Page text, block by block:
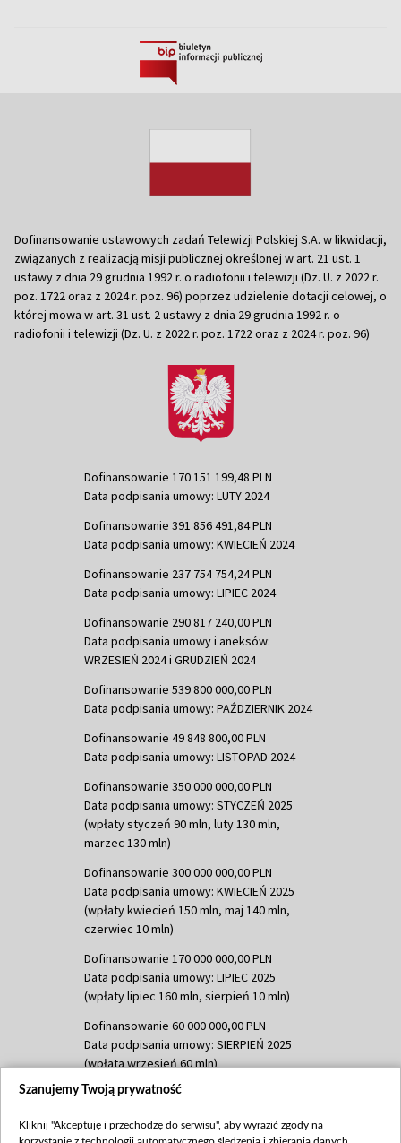
Dofinansowanie ustawowych zadań Telewizji Polskiej S.A. w likwidacji,
związanych z realizacją misji publicznej określonej w art. 21 ust. 1
ustawy z dnia 29 grudnia 1992 r. o radiofonii i telewizji (Dz. U. z 2022 r.
poz. 1722 oraz z 2024 r. poz. 96) poprzez udzielenie dotacji celowej, o
której mowa w art. 31 ust. 2 ustawy z dnia 29 grudnia 1992 r. o
radiofonii i telewizji (Dz. U. z 2022 r. poz. 1722 oraz z 2024 r. poz. 96)
Dofinansowanie 170 151 199,48 PLN
Data podpisania umowy: LUTY 2024
Dofinansowanie 391 856 491,84 PLN
Data podpisania umowy: KWIECIEŃ 2024
Dofinansowanie 237 754 754,24 PLN
Data podpisania umowy: LIPIEC 2024
Dofinansowanie 290 817 240,00 PLN
Data podpisania umowy i aneksów:
WRZESIEŃ 2024 i GRUDZIEŃ 2024
Dofinansowanie 539 800 000,00 PLN
Data podpisania umowy: PAŹDZIERNIK 2024
Dofinansowanie 49 848 800,00 PLN
Data podpisania umowy: LISTOPAD 2024
Dofinansowanie 350 000 000,00 PLN
Data podpisania umowy: STYCZEŃ 2025
(wpłaty styczeń 90 mln, luty 130 mln,
marzec 130 mln)
Dofinansowanie 300 000 000,00 PLN
Data podpisania umowy: KWIECIEŃ 2025
(wpłaty kwiecień 150 mln, maj 140 mln,
czerwiec 10 mln)
Dofinansowanie 170 000 000,00 PLN
Data podpisania umowy: LIPIEC 2025
(wpłaty lipiec 160 mln, sierpień 10 mln)
Dofinansowanie 60 000 000,00 PLN
Data podpisania umowy: SIERPIEŃ 2025
(wpłata wrzesień 60 mln)
Dofinansowanie 635 783 051,21 PLN
(wpłata wrzesień 100 mln, październik 350
Szanujemy Twoją prywatność
Kliknij "Akceptuję i przechodzę do serwisu", aby wyrazić zgody na